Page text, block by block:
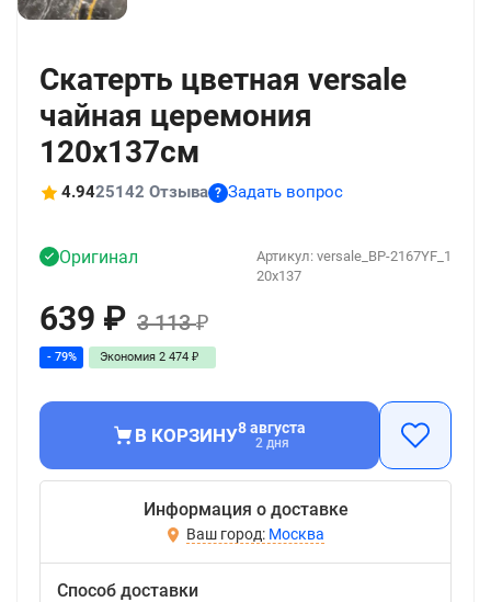
Скатерть цветная versale
чайная церемония
120x137см
4.9425142 Отзыва ? Задать вопрос
Артикул: versale_BP-2167YF_1
20x137
Оригинал
639 ₽ 3 113₽
- 79% Экономия 2 474 ₽
В КОРЗИНУ8 августа
2 дня
Информация о доставке
Москва
Способ доставки